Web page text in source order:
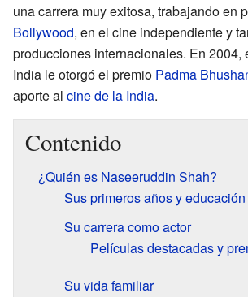
una carrera muy exitosa, trabajando en
Bollywood, en el cine independiente y
producciones internacionales. En 2004,
India le otorgó el premio Padma
aporte al cine de la India.
Contenido
¿Quién es Naseeruddin Shah?
Sus primeros años y educación
Su carrera como actor
Películas destacadas y
Su vida familiar